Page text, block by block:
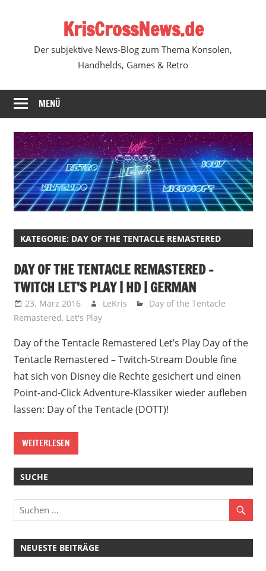
KrisCrossNews.de
Der subjektive News-Blog zum Thema Konsolen,
Handhelds, Games & Retro
MENÜ
KATEGORIE: DAY OF THE TENTACLE REMASTERED
DAY OF THE TENTACLE REMASTERED –
TWITCH LET’S PLAY | HD | GERMAN
23. März 2016 LeKris
Day of the Tentacle
Remastered, Let's Play
Day of the Tentacle Remastered Let’s Play Day of the
Tentacle Remastered – Twitch-Stream Double fine
hat sich von Disney die Rechte gesichert und einen
Point-and-Click Adventure-Klassiker wieder aufleben
lassen: Day of the Tentacle (DOTT)!
WEITERLESEN
SUCHE
NEUESTE BEITRÄGE